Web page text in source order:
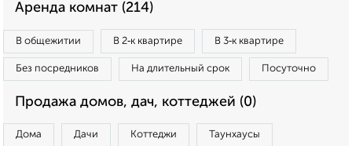
Аренда комнат (214)
В общежитии В 2‑к квартире В 3‑к квартире
Без посредников На длительный срок Посуточно
Продажа домов, дач, коттеджей (0)
Дома Дачи Коттеджи Таунхаусы